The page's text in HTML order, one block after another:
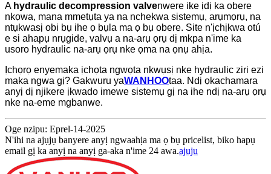
A hydraulic decompression valvenwere ike ịdị ka obere
nkọwa, mana mmetụta ya na nchekwa sistemụ, arụmọrụ, na
ntụkwasị obi bụ ihe ọ bụla ma ọ bụ obere. Site n'ịchịkwa otú
e si ahapụ nrụgide, valvụ a na-arụ ọrụ dị mkpa n'ime ka
usoro hydraulic na-arụ ọrụ nke ọma na ọnụ ahịa.
Ịchọrọ enyemaka ịchọta ngwọta nkwụsị nke hydraulic ziri ezi
maka ngwa gị? Gakwuru yaWANHOOtaa. Ndị ọkachamara
anyị dị njikere ịkwado imewe sistemụ gị na ihe ndị na-arụ ọrụ
nke na-eme mgbanwe.
Oge nzipu: Eprel-14-2025
N'ihi na ajụjụ banyere anyị ngwaahịa ma ọ bụ pricelist, biko hapụ
email gị ka anyị na anyị ga-aka n'ime 24 awa.ajuju